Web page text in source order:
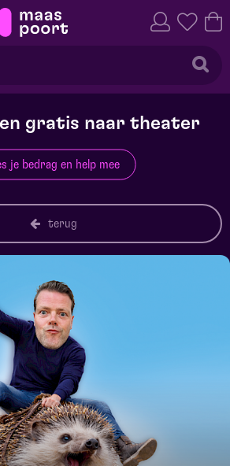
gratis naar theater
je bedrag en help mee
terug